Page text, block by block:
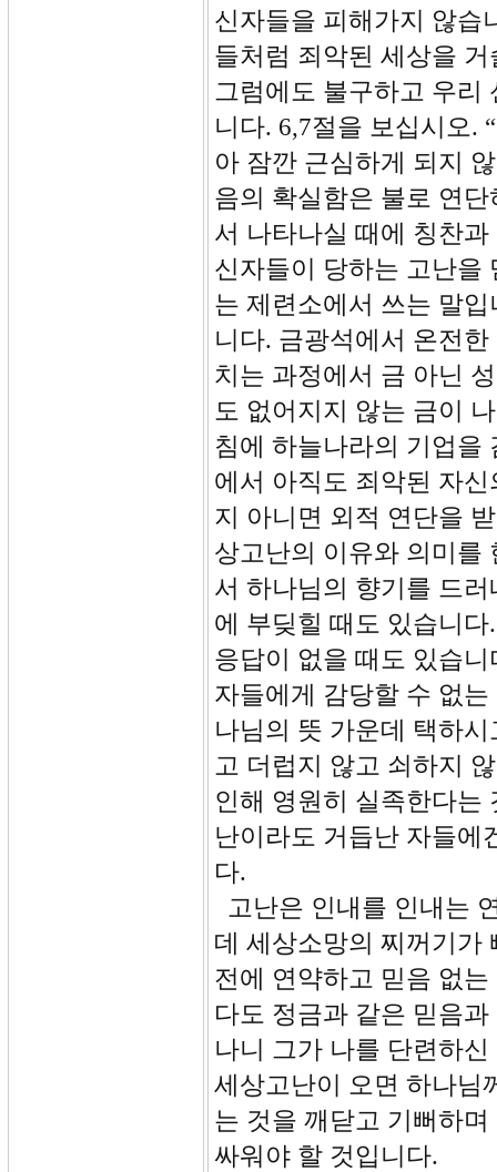
신자들을 피해가지 않습
들처럼 죄악된 세상을
그럼에도 불구하고 우리
니다. 6,7절을 보십시오.
아 잠깐 근심하게 되지
음의 확실함은 불로 연
서 나타나실 때에 칭찬
신자들이 당하는 고난을
는 제련소에서 쓰는 말
니다. 금광석에서 온전
치는 과정에서 금 아닌
도 없어지지 않는 금이
침에 하늘나라의 기업을
에서 아직도 죄악된 자
지 아니면 외적 연단을
상고난의 이유와 의미를
서 하나님의 향기를 드
에 부딪힐 때도 있습니
응답이 없을 때도 있습
자들에게 감당할 수 없
나님의 뜻 가운데 택하
고 더럽지 않고 쇠하지
인해 영원히 실족한다는
난이라도 거듭난 자들에
다.
고난은 인내를 인내는
데 세상소망의 찌꺼기가
전에 연약하고 믿음 없
다도 정금과 같은 믿음
나니 그가 나를 단련하
세상고난이 오면 하나님
는 것을 깨닫고 기뻐하
싸워야 할 것입니다.